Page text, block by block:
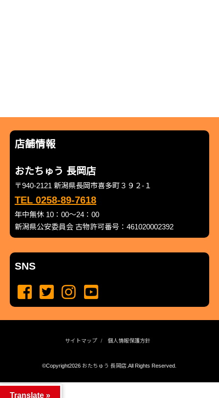
店舗情報
おたちゅう 長岡店
〒940-2121 新潟県長岡市喜多町３９２-１
TEL 0258-89-7618
年中無休 10：00～24：00
新潟県公安委員会 古物許可番号：461020002392
SNS
サイトマップ 個人情報保護方針
©Copyright2026 おたちゅう 長岡店 .All Rights Reserved.
Translate »